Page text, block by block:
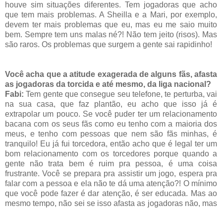
houve sim situações diferentes. Tem jogadoras que acho
que tem mais problemas. A Sheilla e a Mari, por exemplo,
devem ter mais problemas que eu, mas eu me saio muito
bem. Sempre tem uns malas né?! Não tem jeito (risos). Mas
são raros. Os problemas que surgem a gente sai rapidinho!
Você acha que a atitude exagerada de alguns fãs, afasta
as jogadoras da torcida e até mesmo, da liga nacional?
Fabi:Tem gente que consegue seu telefone, te perturba, vai
na sua casa, que faz plantão, eu acho que isso já é
extrapolar um pouco. Se você puder ter um relacionamento
bacana com os seus fãs como eu tenho com a maioria dos
meus, e tenho com pessoas que nem são fãs minhas, é
tranquilo! Eu já fui torcedora, então acho que é legal ter um
bom relacionamento com os torcedores porque quando a
gente não trata bem é ruim pra pessoa, é uma coisa
frustrante. Você se prepara pra assistir um jogo, espera pra
falar com a pessoa e ela não te dá uma atenção?! O mínimo
que você pode fazer é dar atenção, é ser educada. Mas ao
mesmo tempo, não sei se isso afasta as jogadoras não, mas